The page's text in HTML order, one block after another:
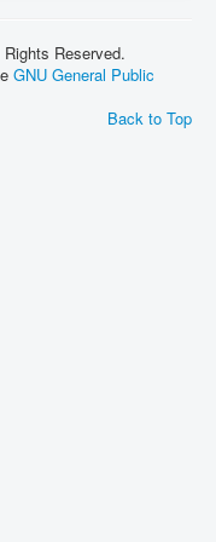
Reserved.
GNU General Public
Back to Top